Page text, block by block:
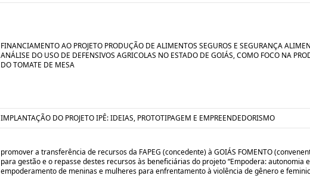
FINANCIAMENTO AO PROJETO PRODUÇÃO DE ALIMENTOS SEGUROS E SEGURANÇA
ANÁLISE DO USO DE DEFENSIVOS AGRICOLAS NO ESTADO DE GOIÁS, COMO FOCO NA
DO TOMATE DE MESA
IMPLANTAÇÃO DO PROJETO IPÊ: IDEIAS, PROTOTIPAGEM E EMPREENDEDORISMO
promover a transferência de recursos da FAPEG (concedente) à GOIÁS FOMENTO
para gestão e o repasse destes recursos às beneficiárias do projeto “Empodera: autonomia e
empoderamento de meninas e mulheres para enfrentamento à violência de gênero e